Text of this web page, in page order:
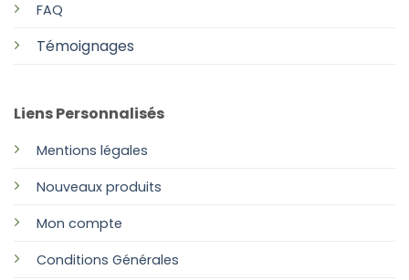
FAQ
Témoignages
Liens Personnalisés
Mentions légales
Nouveaux produits
Mon compte
Conditions Générales